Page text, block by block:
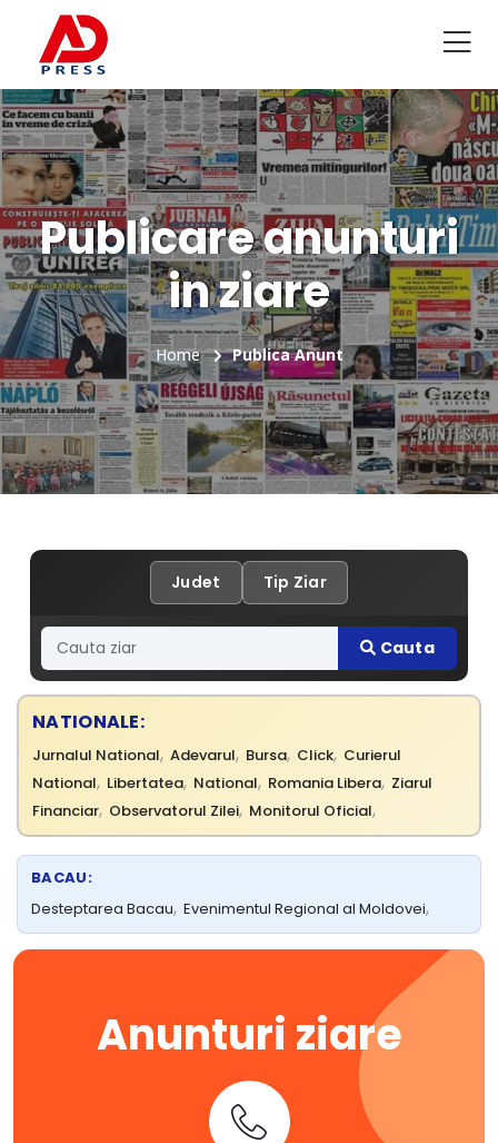
Publicare anunturi
in ziare
Home Publica Anunt
Anunturi ziare
Judet Tip Ziar
Cauta
NATIONALE:
Jurnalul National, Adevarul, Bursa, Click, Curierul
National, Libertatea, National, Romania Libera, Ziarul
Financiar, Observatorul Zilei, Monitorul Oficial,
BACAU:
Desteptarea Bacau, Evenimentul Regional al Moldovei,